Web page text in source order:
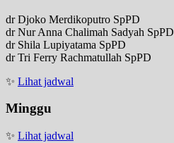
dr Djoko Merdikoputro SpPD
dr Nur Anna Chalimah Sadyah SpPD
dr Shila Lupiyatama SpPD
dr Tri Ferry Rachmatullah SpPD
✨ Lihat jadwal
Minggu
✨ Lihat jadwal